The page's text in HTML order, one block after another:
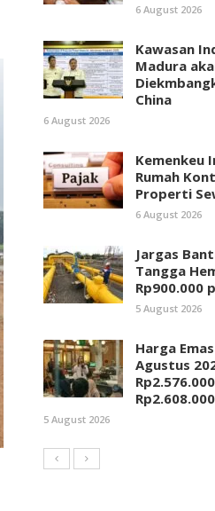
6 August 2026
Kawasan
Madura
China
6 August 2026
Kemenkeu
Rumah
Properti
6 August 2026
Jargas
Tangga
Rp900.000
5 August 2026
Harga
Agustus
Rp2.608.000
5 August 2026